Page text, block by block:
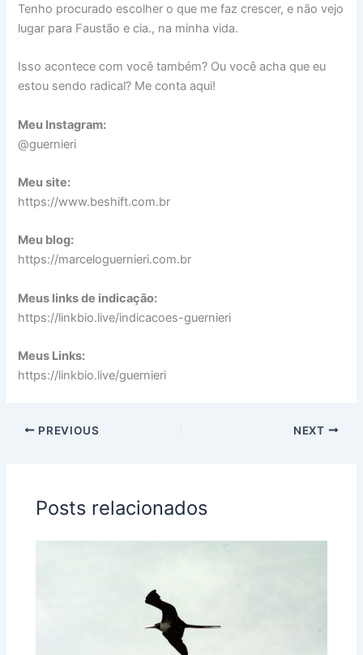
Tenho procurado escolher o que me faz crescer, e não vejo
lugar para Faustão e cia., na minha vida.
Isso acontece com você também? Ou você acha que eu
estou sendo radical? Me conta aqui!
Meu Instagram:
@guernieri
Meu site:
https://www.beshift.com.br
Meu blog:
https://marceloguernieri.com.br
Meus links de indicação:
https://linkbio.live/indicacoes-guernieri
Meus Links:
https://linkbio.live/guernieri
PREVIOUS NEXT
Posts relacionados